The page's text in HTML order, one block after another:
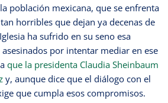
población mexicana, que se enfrenta
horribles que dejan ya decenas de
ha sufrido en su seno esa
por intentar mediar en ese
que la presidenta Claudia Sheinbaum
y, aunque dice que el diálogo con el
que cumpla esos compromisos.